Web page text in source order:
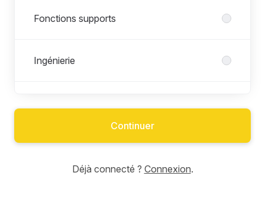
Fonctions supports
Ingénierie
Recrutement
Continuer
Déjà connecté ? Connexion.